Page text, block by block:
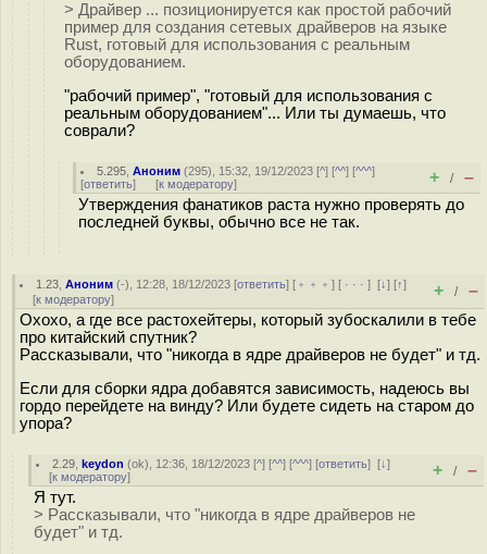
> Драйвер ... позиционируется как простой рабочий
пример для создания сетевых драйверов на языке
Rust, готовый для использования с реальным
оборудованием.
"рабочий пример", "готовый для использования с
реальным оборудованием"... Или ты думаешь, что
соврали?
5.295 ,Аноним (295), 15:32, 19/12/2023 [^] [^^] [^^^]
[ответить] [к модератору] + / –
Утверждения фанатиков раста нужно проверять до
последней буквы, обычно все не так.
1.23 ,Аноним (-), 12:28, 18/12/2023 [ответить] [ ﹢﹢﹢] [ · · ·][↓] [↑]
[к модератору] + / –
Охохо, а где все растохейтеры, который зубоскалили в тебе
про китайский спутник?
Рассказывали, что "никогда в ядре драйверов не будет" и тд.
Если для сборки ядра добавятся зависимость, надеюсь вы
гордо перейдете на винду? Или будете сидеть на старом до
упора?
2.29 ,keydon (ok), 12:36, 18/12/2023 [^] [^^] [^^^] [ответить][↓]
[к модератору] + / –
Я тут.
> Рассказывали, что "никогда в ядре драйверов не
будет" и тд.